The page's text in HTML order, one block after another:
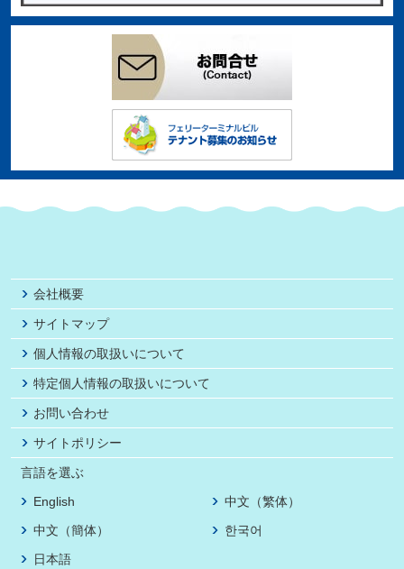
会社概要
サイトマップ
個人情報の取扱いについて
特定個人情報の取扱いについて
お問い合わせ
サイトポリシー
言語を選ぶ
English
中文（繁体）
中文（簡体）
한국어
日本語